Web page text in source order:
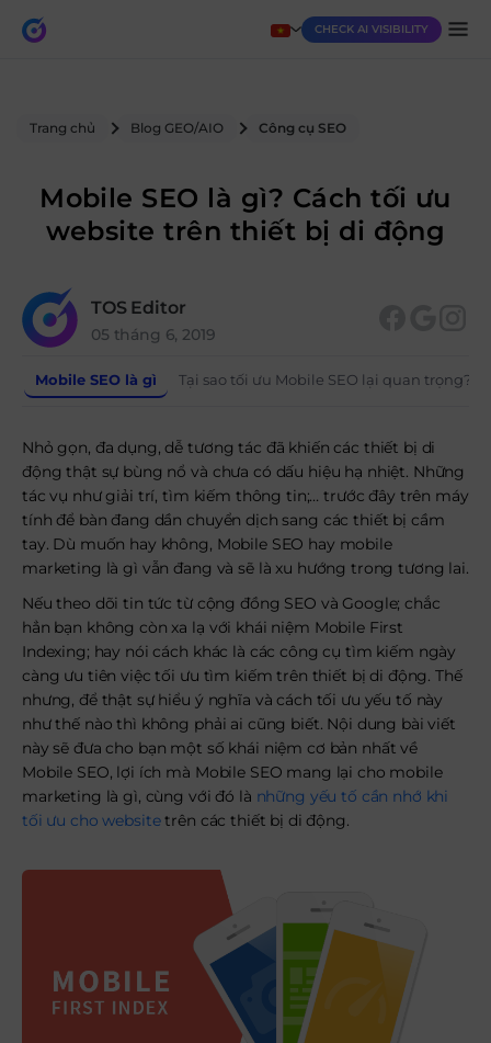
CHECK AI VISIBILITY
Trang chủ Blog GEO/AIO Công cụ SEO
Mobile SEO là gì? Cách tối ưu
website trên thiết bị di động
TOS Editor
05 tháng 6, 2019
Mobile SEO là gì Tại sao tối ưu Mobile SEO lại quan trọng?
Nhỏ gọn, đa dụng, dễ tương tác đã khiến các thiết bị di
động thật sự bùng nổ và chưa có dấu hiệu hạ nhiệt. Những
tác vụ như giải trí, tìm kiếm thông tin;… trước đây trên máy
tính để bàn đang dần chuyển dịch sang các thiết bị cầm
tay. Dù muốn hay không, Mobile SEO hay mobile
marketing là gì vẫn đang và sẽ là xu hướng trong tương lai.
Nếu theo dõi tin tức từ cộng đồng SEO và Google; chắc
hẳn bạn không còn xa lạ với khái niệm Mobile First
Indexing; hay nói cách khác là các công cụ tìm kiếm ngày
càng ưu tiên việc tối ưu tìm kiếm trên thiết bị di động. Thế
nhưng, để thật sự hiểu ý nghĩa và cách tối ưu yếu tố này
như thế nào thì không phải ai cũng biết. Nội dung bài viết
này sẽ đưa cho bạn một số khái niệm cơ bản nhất về
Mobile SEO, lợi ích mà Mobile SEO mang lại cho mobile
marketing là gì, cùng với đó là những yếu tố cần nhớ khi
tối ưu cho websitetrên các thiết bị di động.